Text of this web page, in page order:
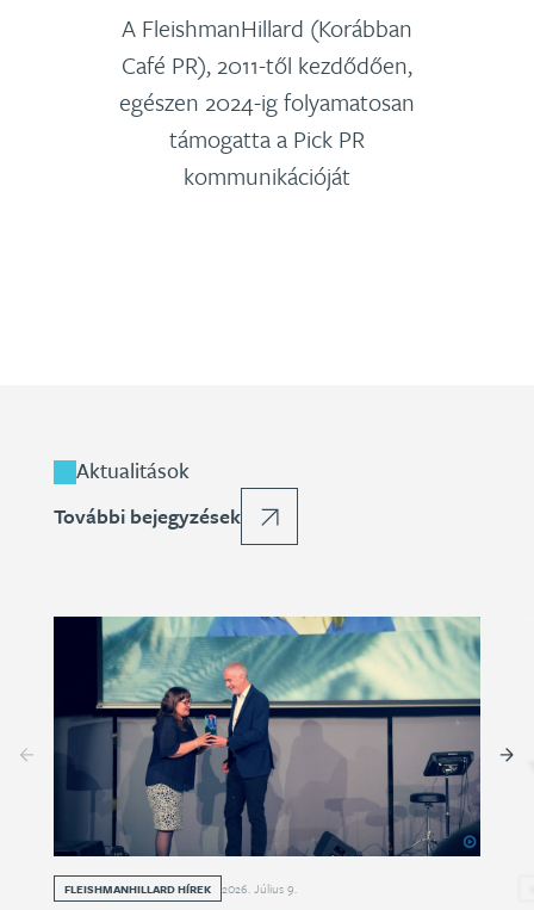
A FleishmanHillard (Korábban
Café PR), 2011-től kezdődően,
egészen 2024-ig folyamatosan
támogatta a Pick PR
kommunikációját
Aktualitások
További bejegyzések
FLEISHMANHILLARD HÍREK 2026. Július9.